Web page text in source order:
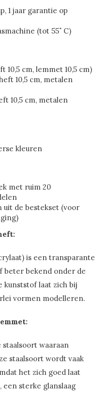
1 jaar garantie op
(tot 55˚ C)
10,5 cm, lemmet 10,5 cm)
10,5 cm, metalen
10,5 cm, metalen
kleuren
met ruim 20
uit de bestekset (voor
is een transparante
beter bekend onder de
kunststof laat zich bij
vormen modelleren.
waaraan
staalsoort wordt vaak
het zich goed laat
sterke glanslaag